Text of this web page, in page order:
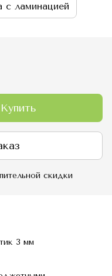
с ламинацией
Купить
скидки
3 мм